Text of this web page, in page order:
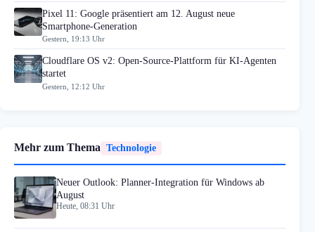
Pixel 11: Google präsentiert am 12. August neue
Smartphone-Generation
Gestern, 19:13 Uhr
Cloudflare OS v2: Open-Source-Plattform für KI-Agenten
startet
Gestern, 12:12 Uhr
Mehr zum Thema Technologie
Neuer Outlook: Planner-Integration für Windows ab
August
Heute, 08:31 Uhr